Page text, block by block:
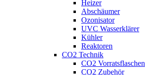
Heizer
Abschäumer
Ozonisator
UVC Wasserklärer
Kühler
Reaktoren
CO2 Technik
CO2 Vorratsflaschen
CO2 Zubehör